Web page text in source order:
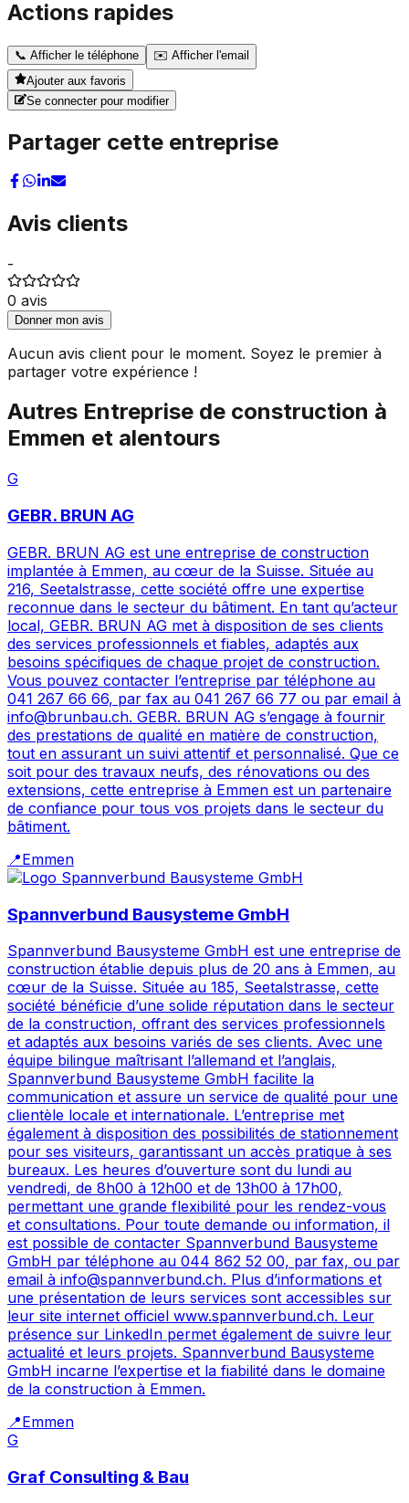
Actions rapides
📞 Afficher le téléphone ✉️ Afficher l'email
Ajouter aux favoris
Se connecter pour modifier
Partager cette entreprise
Avis clients
-
0 avis
Donner mon avis
Aucun avis client pour le moment. Soyez le premier à
partager votre expérience !
Autres Entreprise de construction à
Emmen et alentours
G
GEBR. BRUN AG
GEBR. BRUN AG est une entreprise de construction
implantée à Emmen, au cœur de la Suisse. Située au
216, Seetalstrasse, cette société offre une expertise
reconnue dans le secteur du bâtiment. En tant qu’acteur
local, GEBR. BRUN AG met à disposition de ses clients
des services professionnels et fiables, adaptés aux
besoins spécifiques de chaque projet de construction.
Vous pouvez contacter l’entreprise par téléphone au
041 267 66 66, par fax au 041 267 66 77 ou par email à
info@brunbau.ch. GEBR. BRUN AG s’engage à fournir
des prestations de qualité en matière de construction,
tout en assurant un suivi attentif et personnalisé. Que ce
soit pour des travaux neufs, des rénovations ou des
extensions, cette entreprise à Emmen est un partenaire
de confiance pour tous vos projets dans le secteur du
bâtiment.
📍Emmen
Spannverbund Bausysteme GmbH
Spannverbund Bausysteme GmbH est une entreprise de
construction établie depuis plus de 20 ans à Emmen, au
cœur de la Suisse. Située au 185, Seetalstrasse, cette
société bénéficie d’une solide réputation dans le secteur
de la construction, offrant des services professionnels
et adaptés aux besoins variés de ses clients. Avec une
équipe bilingue maîtrisant l’allemand et l’anglais,
Spannverbund Bausysteme GmbH facilite la
communication et assure un service de qualité pour une
clientèle locale et internationale. L’entreprise met
également à disposition des possibilités de stationnement
pour ses visiteurs, garantissant un accès pratique à ses
bureaux. Les heures d’ouverture sont du lundi au
vendredi, de 8h00 à 12h00 et de 13h00 à 17h00,
permettant une grande flexibilité pour les rendez-vous
et consultations. Pour toute demande ou information, il
est possible de contacter Spannverbund Bausysteme
GmbH par téléphone au 044 862 52 00, par fax, ou par
email à info@spannverbund.ch. Plus d’informations et
une présentation de leurs services sont accessibles sur
leur site internet officiel www.spannverbund.ch. Leur
présence sur LinkedIn permet également de suivre leur
actualité et leurs projets. Spannverbund Bausysteme
GmbH incarne l’expertise et la fiabilité dans le domaine
de la construction à Emmen.
📍Emmen
G
Graf Consulting & Bau